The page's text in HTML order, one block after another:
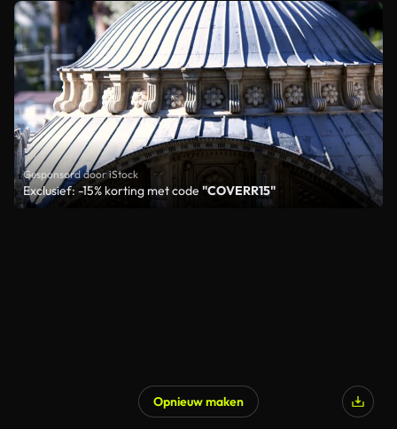
Gesponsord door iStock
Exclusief: -15% korting met code "COVERR15"
Opnieuw maken